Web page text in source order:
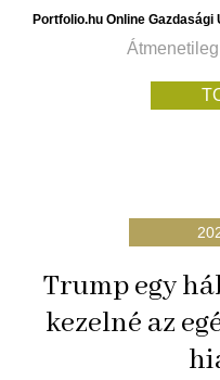
Portfolio.hu Online Gazdasági
Trump egy
kezelné az